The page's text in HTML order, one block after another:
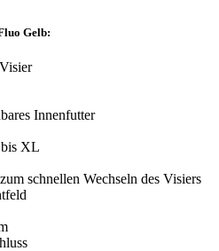
Gelb:
Innenfutter
XL
schnellen Wechseln des Visiers